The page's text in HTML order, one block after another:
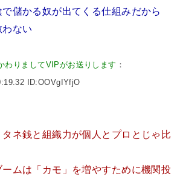
儲かる奴が出てくる仕組みだから
ない
わりましてVIPがお送りします ：
ID:OOVgIYfjO
ネ銭と組織力が個人とプロとじゃ比
ムは「カモ」を増やすために機関投